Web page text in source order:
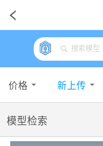
价格 新上传
模型检索